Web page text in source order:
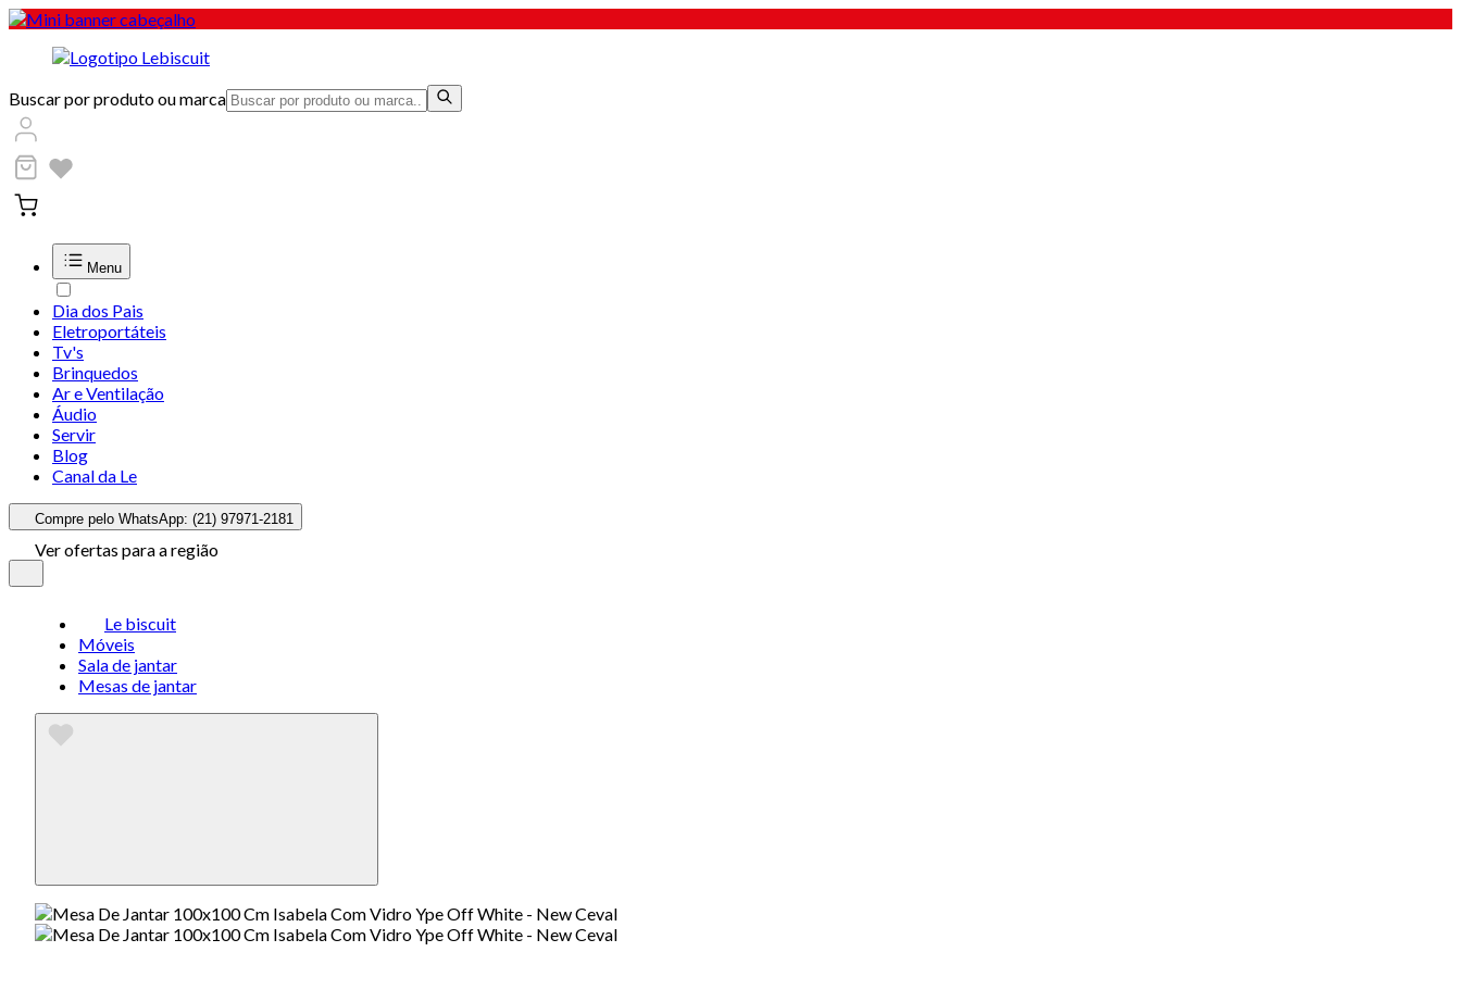
Buscar por produto ou marca
Menu
Dia dos Pais
Eletroportáteis
Tv's
Brinquedos
Ar e Ventilação
Áudio
Servir
Blog
Canal da Le
Compre pelo WhatsApp: (21) 97971-2181
Ver ofertas para a região
Le biscuit
Móveis
Sala de jantar
Mesas de jantar